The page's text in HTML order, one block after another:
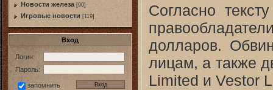
Новоcти железа [90]
Игровые новости [119]
Вход
Логин:
Пароль:
запомнить
Согласно
долларов.
лицам, а также
Limited и Vestor